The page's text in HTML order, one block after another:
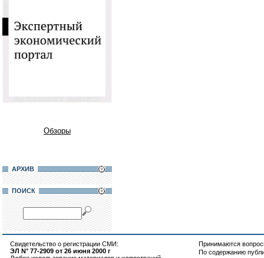
Обзоры
АРХИВ
ПОИСК
Свидетельство о регистрации СМИ:
ЭЛ N° 77-2909 от 26 июня 2000 г
Принимаются
По содержанию